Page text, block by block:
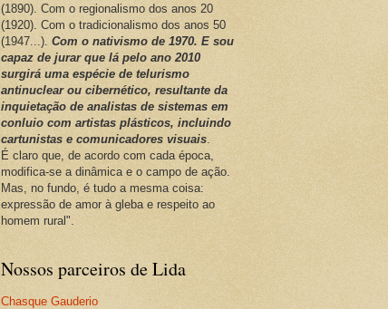
(1890). Com o regionalismo dos anos 20
(1920). Com o tradicionalismo dos anos 50
(1947...). Com o nativismo de 1970. E sou
capaz de jurar que lá pelo ano 2010
surgirá uma espécie de telurismo
antinuclear ou cibernético, resultante da
inquietação de analistas de sistemas em
conluio com artistas plásticos, incluindo
cartunistas e comunicadores visuais.
É claro que, de acordo com cada época,
modifica-se a dinâmica e o campo de ação.
Mas, no fundo, é tudo a mesma coisa:
expressão de amor à gleba e respeito ao
homem rural".
Nossos parceiros de Lida
Chasque Gauderio